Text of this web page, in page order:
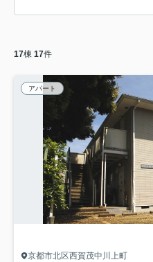
17棟 17件
アパート
京都市北区西賀茂中川上町